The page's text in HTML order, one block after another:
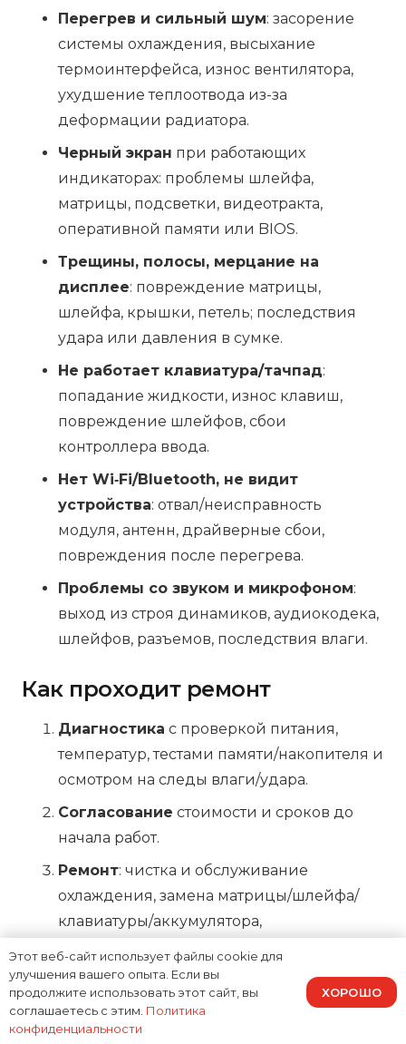
Перегрев и сильный шум: засорение
системы охлаждения, высыхание
термоинтерфейса, износ вентилятора,
ухудшение теплоотвода из-за
деформации радиатора.
Черный экран при работающих
индикаторах: проблемы шлейфа,
матрицы, подсветки, видеотракта,
оперативной памяти или BIOS.
Трещины, полосы, мерцание на
дисплее: повреждение матрицы,
шлейфа, крышки, петель; последствия
удара или давления в сумке.
Не работает клавиатура/тачпад:
попадание жидкости, износ клавиш,
повреждение шлейфов, сбои
контроллера ввода.
Нет Wi‑Fi/Bluetooth, не видит
устройства: отвал/неисправность
модуля, антенн, драйверные сбои,
повреждения после перегрева.
Проблемы со звуком и микрофоном:
выход из строя динамиков, аудиокодека,
шлейфов, разъемов, последствия влаги.
Как проходит ремонт
Диагностика с проверкой питания,
температур, тестами памяти/накопителя и
осмотром на следы влаги/удара.
Согласование стоимости и сроков до
начала работ.
Ремонт: чистка и обслуживание
охлаждения, замена матрицы/шлейфа/
клавиатуры/аккумулятора,
восстановление разъемов, компонентный
ремонт платы.
Контроль качества
: стресс‑тест,
проверка зарядки, портов, стабильности
Этот веб-сайт использует файлы cookie для
улучшения вашего опыта. Если вы
продолжите использовать этот сайт, вы
соглашаетесь с этим. Политика
конфиденциальности
ХОРОШО